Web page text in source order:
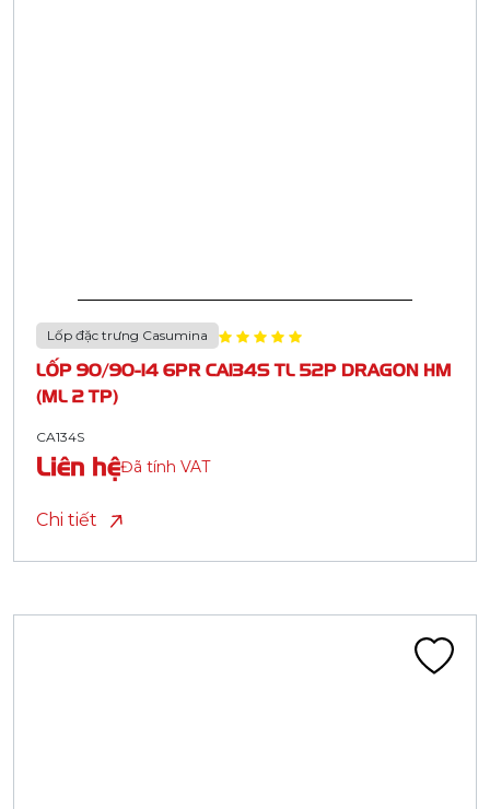
Lốp đặc trưng Casumina
LỐP 90/90-14 6PR CA134S TL 52P DRAGON HM
(ML 2 TP)
CA134S
Liên hệĐã tính VAT
Chi tiết